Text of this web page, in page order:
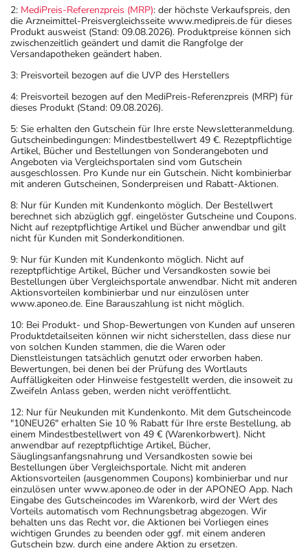
Die Anwendungsdauer richtet sich nach Art der
Beschwerde und/oder Dauer der Erkrankung und wird
deshalb nur von Ihrem Arzt bestimmt.
Überdosierung?
Es kann zu einer Vielzahl von
Überdosierungserscheinungen kommen, unter anderem
zu Magenschmerzen, Übelkeit, Durchfall, Verwirrtheit und
Krampfanfällen. Setzen Sie sich bei dem Verdacht auf eine
Überdosierung umgehend mit einem Arzt in Verbindung.
Einnahme vergessen?
Setzen Sie die Einnahme zum nächsten vorgeschriebenen
Zeitpunkt ganz normal (also nicht mit der doppelten
Menge) fort.
Generell gilt: Achten Sie vor allem bei Säuglingen,
Kleinkindern und älteren Menschen auf eine
gewissenhafte Dosierung. Im Zweifelsfalle fragen Sie
Ihren Arzt oder Apotheker nach etwaigen Auswirkungen
oder Vorsichtsmaßnahmen.
Eine vom Arzt verordnete Dosierung kann von den
Angaben der Packungsbeilage abweichen. Da der Arzt sie
nach seinen Anweisungen anwende
Wichtige Hinweise
Was sollten Sie beachten?
- Die Wirkung der Anti-Baby-Pille kann durch das
Arzneimittel beeinträchtigt werden. Für die Dauer der
Einnahme sollten Sie deshalb zusätzliche Maßnahmen zur
Empfängnisverhütung treffen.
- Das Arzneimittel darf nicht vorzeitig abgesetzt werden,
2: MediPreis-Referenzpreis (MRP): der höchste Verkaufspreis, den
die Arzneimittel-Preisvergleichsseite www.medipreis.de für dieses
Produkt ausweist (Stand: 09.08.2026). Produktpreise können sich
zwischenzeitlich geändert und damit die Rangfolge der
Versandapotheken geändert haben.
3: Preisvorteil bezogen auf die UVP des Herstellers
4: Preisvorteil bezogen auf den MediPreis-Referenzpreis (MRP) für
dieses Produkt (Stand: 09.08.2026).
5: Sie erhalten den Gutschein für Ihre erste Newsletteranmeldung.
Gutscheinbedingungen: Mindestbestellwert 49 €. Rezeptpflichtige
Artikel, Bücher und Bestellungen von Sonderangeboten und
Angeboten via Vergleichsportalen sind vom Gutschein
ausgeschlossen. Pro Kunde nur ein Gutschein. Nicht kombinierbar
mit anderen Gutscheinen, Sonderpreisen und Rabatt-Aktionen.
8: Nur für Kunden mit Kundenkonto möglich. Der Bestellwert
berechnet sich abzüglich ggf. eingelöster Gutscheine und Coupons.
Nicht auf rezeptpflichtige Artikel und Bücher anwendbar und gilt
nicht für Kunden mit Sonderkonditionen.
9: Nur für Kunden mit Kundenkonto möglich. Nicht auf
rezeptpflichtige Artikel, Bücher und Versandkosten sowie bei
Bestellungen über Vergleichsportale anwendbar. Nicht mit anderen
Aktionsvorteilen kombinierbar und nur einzulösen unter
www.aponeo.de. Eine Barauszahlung ist nicht möglich.
10: Bei Produkt- und Shop-Bewertungen von Kunden auf unseren
Produktdetailseiten können wir nicht sicherstellen, dass diese nur
von solchen Kunden stammen, die die Waren oder
Dienstleistungen tatsächlich genutzt oder erworben haben.
Bewertungen, bei denen bei der Prüfung des Wortlauts
Auffälligkeiten oder Hinweise festgestellt werden, die insoweit zu
Zweifeln Anlass geben, werden nicht veröffentlicht.
12: Nur für Neukunden mit Kundenkonto. Mit dem Gutscheincode
"10NEU26" erhalten Sie 10 % Rabatt für Ihre erste Bestellung, ab
einem Mindestbestellwert von 49 € (Warenkorbwert). Nicht
anwendbar auf rezeptpflichtige Artikel, Bücher,
Säuglingsanfangsnahrung und Versandkosten sowie bei
Bestellungen über Vergleichsportale. Nicht mit anderen
Aktionsvorteilen (ausgenommen Coupons) kombinierbar und nur
einzulösen unter www.aponeo.de oder in der APONEO App. Nach
Eingabe des Gutscheincodes im Warenkorb, wird der Wert des
Vorteils automatisch vom Rechnungsbetrag abgezogen. Wir
behalten uns das Recht vor, die Aktionen bei Vorliegen eines
wichtigen Grundes zu beenden oder ggf. mit einem anderen
Gutschein bzw. durch eine andere Aktion zu ersetzen.